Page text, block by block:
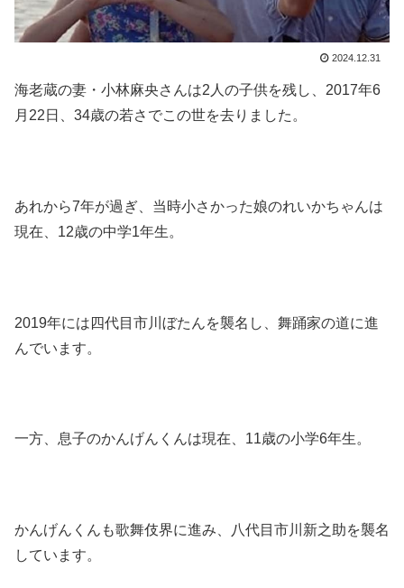
2024.12.31
海老蔵の妻・小林麻央さんは2人の子供を残し、2017年6
月22日、34歳の若さでこの世を去りました。
あれから7年が過ぎ、当時小さかった娘のれいかちゃんは
現在、12歳の中学1年生。
2019年には四代目市川ぼたんを襲名し、舞踊家の道に進
んでいます。
一方、息子のかんげんくんは現在、11歳の小学6年生。
かんげんくんも歌舞伎界に進み、八代目市川新之助を襲名
しています。